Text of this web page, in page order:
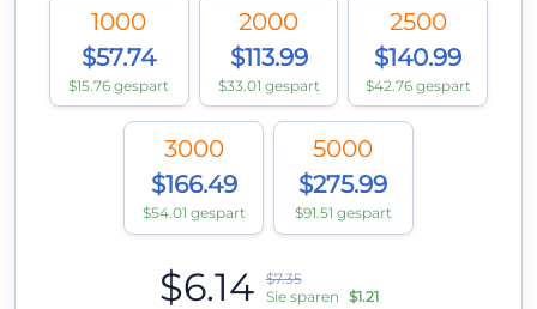
1000
$57.74
$15.76 gespart
2000
$113.99
$33.01 gespart
2500
$140.99
$42.76 gespart
3000
$166.49
$54.01 gespart
5000
$275.99
$91.51 gespart
$6.14
$7.35
Sie sparen $1.21